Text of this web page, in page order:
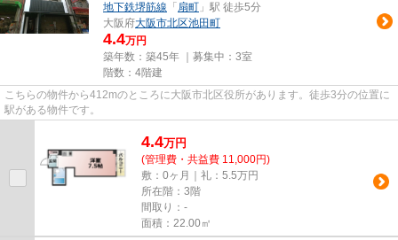
地下鉄堺筋線 「 扇町 」駅 徒歩5分
大阪府大阪市北区池田町
4.4万円
築年数：築45年 ｜募集中： 3室
階数：4階建
こちらの物件から412mのところに大阪市北区役所があります。徒歩3分の位置に
駅がある物件です。
4.4万円
(管理費・共益費 11,000円)
敷：0ヶ月｜礼：5.5万円
所在階：3階
間取り：-
面積：22.00㎡